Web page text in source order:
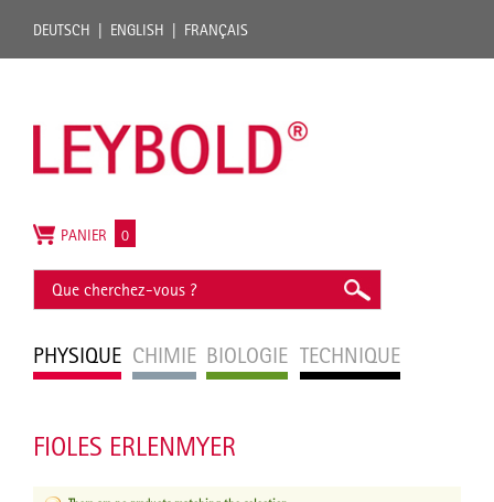
DEUTSCH ENGLISH FRANÇAIS
PHYSIQUE CHIMIE BIOLOGIE TECHNIQUE
PANIER 0
FIOLES ERLENMYER